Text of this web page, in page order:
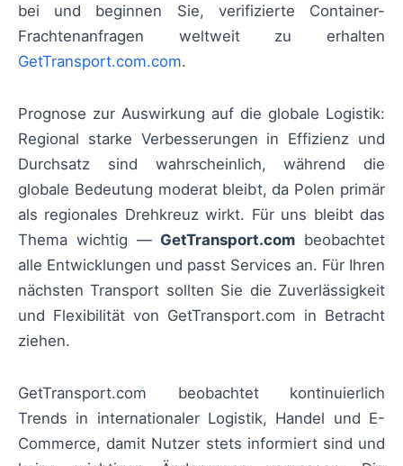
bei und beginnen Sie, verifizierte Container-
Frachtenanfragen weltweit zu erhalten
GetTransport.com.com.
Prognose zur Auswirkung auf die globale Logistik:
Regional starke Verbesserungen in Effizienz und
Durchsatz sind wahrscheinlich, während die
globale Bedeutung moderat bleibt, da Polen primär
als regionales Drehkreuz wirkt. Für uns bleibt das
Thema wichtig — GetTransport.com beobachtet
alle Entwicklungen und passt Services an. Für Ihren
nächsten Transport sollten Sie die Zuverlässigkeit
und Flexibilität von GetTransport.com in Betracht
ziehen.
GetTransport.com beobachtet kontinuierlich
Trends in internationaler Logistik, Handel und E-
Commerce, damit Nutzer stets informiert sind und